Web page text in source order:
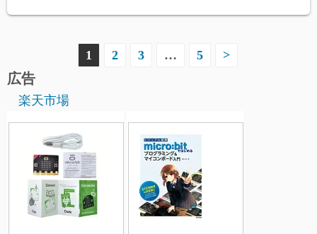
稿
ナ
1 2 3 … 5 >
広告
楽天市場